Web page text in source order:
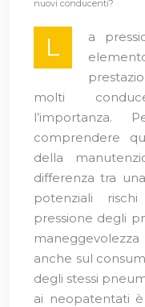
nuovi conducenti?
L
a
molti
l’importanza.
comprendere
della
differenza tra
potenziali
pressione degli
anche sul
degli stessi
ai neopatentati